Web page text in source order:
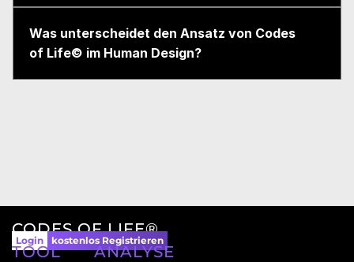
Was unterscheidet den Ansatz von Codes
of Life© im Human Design?
CODES OF LIFE®
Login kostenlos Registrieren
TOOL
ANALYSE